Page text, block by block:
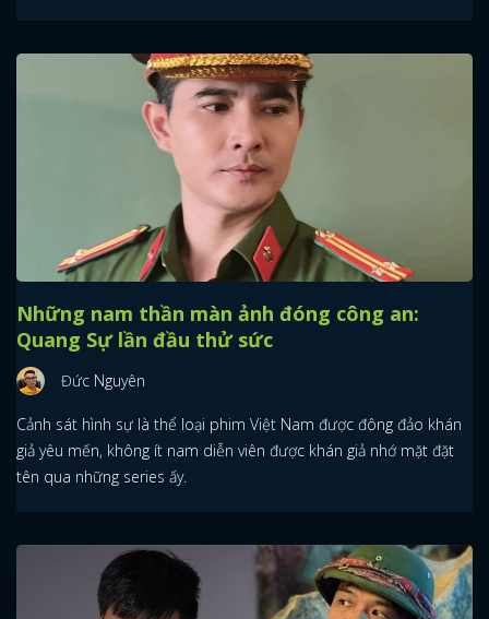
Những nam thần màn ảnh đóng công an:
Quang Sự lần đầu thử sức
Đức Nguyên
Cảnh sát hình sự là thể loại phim Việt Nam được đông đảo khán
giả yêu mến, không ít nam diễn viên được khán giả nhớ mặt đặt
tên qua những series ấy.